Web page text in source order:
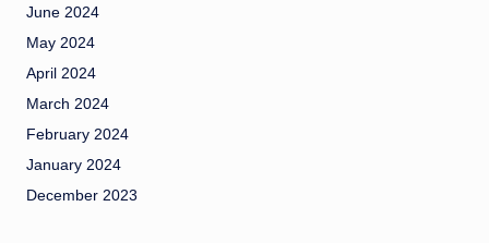
June 2024
May 2024
April 2024
March 2024
February 2024
January 2024
December 2023